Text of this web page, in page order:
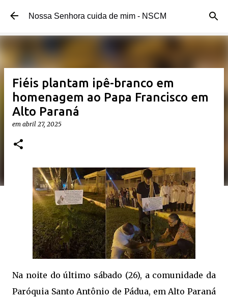
Pular para o conteúdo principal
Nossa Senhora cuida de mim - NSCM
Fiéis plantam ipê-branco em
homenagem ao Papa Francisco em
Alto Paraná
em abril 27, 2025
Na noite do último sábado (26), a comunidade da
Paróquia Santo Antônio de Pádua, em Alto Paraná